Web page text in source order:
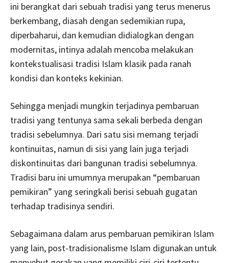
ini berangkat dari sebuah tradisi yang terus menerus
berkembang, diasah dengan sedemikian rupa,
diperbaharui, dan kemudian didialogkan dengan
modernitas, intinya adalah mencoba melakukan
kontekstualisasi tradisi Islam klasik pada ranah
kondisi dan konteks kekinian.
Sehingga menjadi mungkin terjadinya pembaruan
tradisi yang tentunya sama sekali berbeda dengan
tradisi sebelumnya. Dari satu sisi memang terjadi
kontinuitas, namun di sisi yang lain juga terjadi
diskontinuitas dari bangunan tradisi sebelumnya.
Tradisi baru ini umumnya merupakan “pembaruan
pemikiran” yang seringkali berisi sebuah gugatan
terhadap tradisinya sendiri.
Sebagaimana dalam arus pembaruan pemikiran Islam
yang lain, post-tradisionalisme Islam digunakan untuk